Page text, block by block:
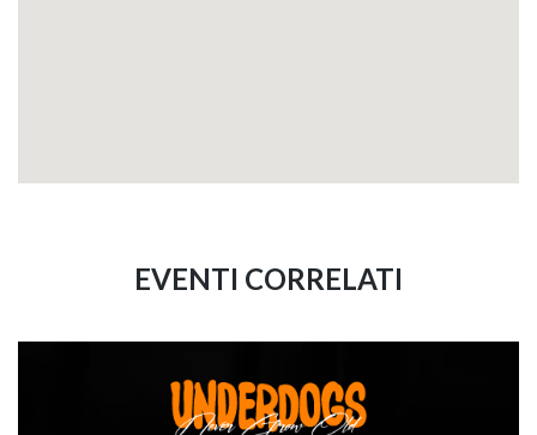
EVENTI CORRELATI